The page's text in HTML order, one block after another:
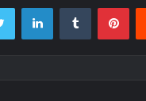
Twitter LinkedInTumblr